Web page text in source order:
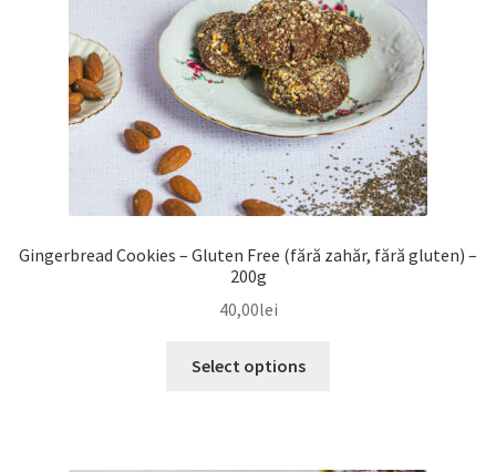
Gingerbread Cookies – Gluten Free (fără zahăr, fără gluten) –
200g
40,00lei
Select options